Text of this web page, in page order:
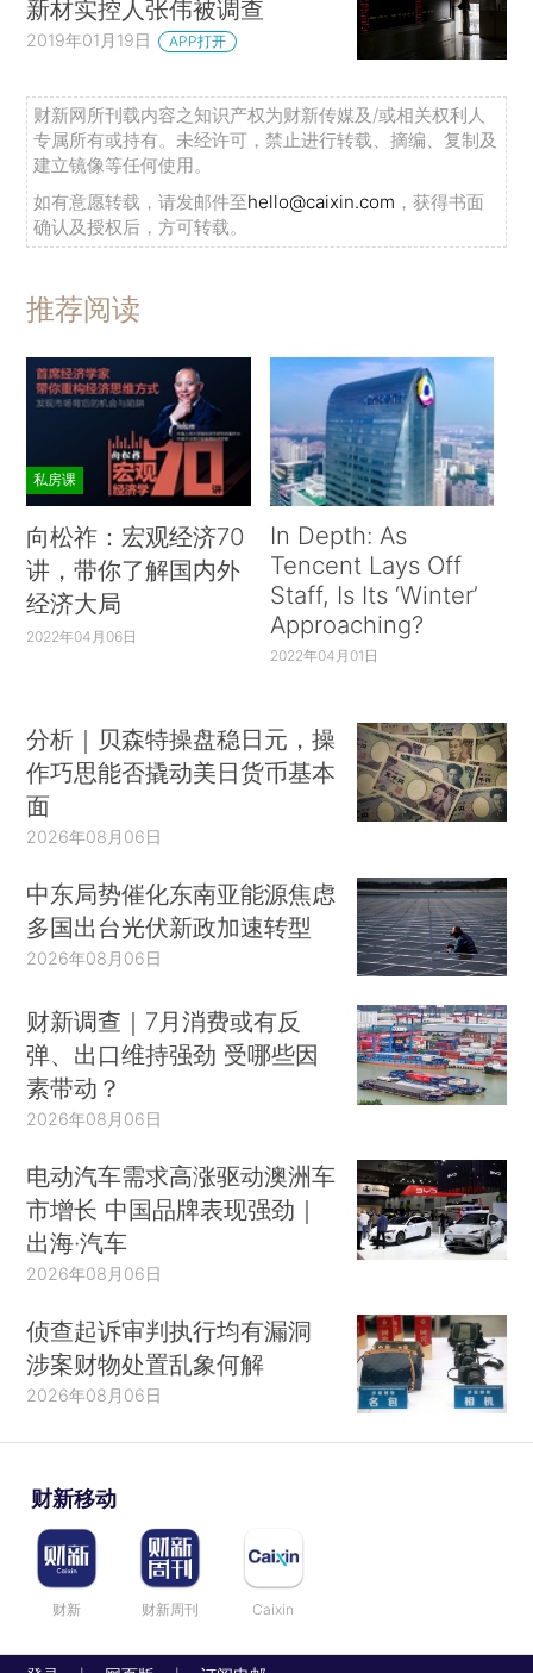
新材实控人张伟被调查
2019年01月19日 APP打开
财新网所刊载内容之知识产权为财新传媒及/或相关权利人
专属所有或持有。未经许可，禁止进行转载、摘编、复制及
建立镜像等任何使用。
如有意愿转载，请发邮件至hello@caixin.com ，获得书面
确认及授权后，方可转载。
推荐阅读
私房课
向松祚：宏观经济70
讲，带你了解国内外
经济大局
2022年04月06日
In Depth: As
Tencent Lays Off
Staff, Is Its ‘Winter’
Approaching?
2022年04月01日
分析｜贝森特操盘稳日元，操
作巧思能否撬动美日货币基本
面
2026年08月06日
中东局势催化东南亚能源焦虑
多国出台光伏新政加速转型
2026年08月06日
财新调查｜7月消费或有反
弹、出口维持强劲 受哪些因
素带动？
2026年08月06日
电动汽车需求高涨驱动澳洲车
市增长 中国品牌表现强劲｜
出海·汽车
2026年08月06日
侦查起诉审判执行均有漏洞
涉案财物处置乱象何解
2026年08月06日
财新移动
财新 财新周刊 Caixin